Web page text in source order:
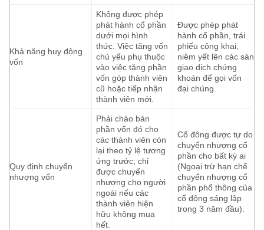
Khả năng huy động
vốn
Không được phép
phát hành cổ phần
dưới mọi hình
thức. Việc tăng vốn
chủ yếu phụ thuộc
vào việc tăng phần
vốn góp thành viên
cũ hoặc tiếp nhận
thành viên mới.
Được phép phát
hành cổ phần, trái
phiếu công khai,
niêm yết lên các sàn
giao dịch chứng
khoán để gọi vốn
đại chúng.
Quy định chuyển
nhượng vốn
Phải chào bán
phần vốn đó cho
các thành viên còn
lại theo tỷ lệ tương
ứng trước; chỉ
được chuyển
nhượng cho người
ngoài nếu các
thành viên hiện
hữu không mua
hết.
Cổ đông được tự do
chuyển nhượng cổ
phần cho bất kỳ ai
(Ngoại trừ hạn chế
chuyển nhượng cổ
phần phổ thông của
cổ đông sáng lập
trong 3 năm đầu).